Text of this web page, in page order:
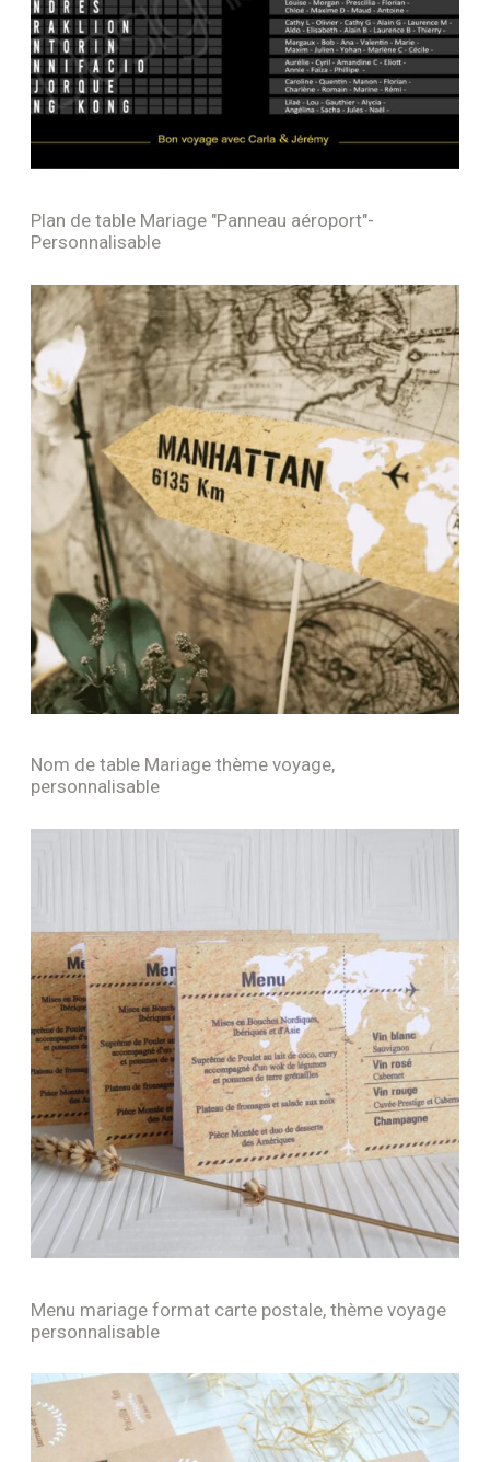
Plan de table Mariage "Panneau aéroport"-
Personnalisable
Nom de table Mariage thème voyage,
personnalisable
Menu mariage format carte postale, thème voyage
personnalisable